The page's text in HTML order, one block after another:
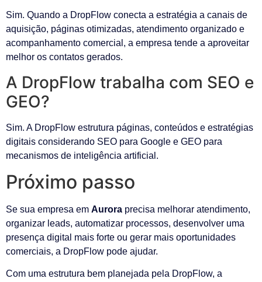
Sim. Quando a DropFlow conecta a estratégia a canais de
aquisição, páginas otimizadas, atendimento organizado e
acompanhamento comercial, a empresa tende a aproveitar
melhor os contatos gerados.
A DropFlow trabalha com SEO e
GEO?
Sim. A DropFlow estrutura páginas, conteúdos e estratégias
digitais considerando SEO para Google e GEO para
mecanismos de inteligência artificial.
Próximo passo
Se sua empresa em Aurora precisa melhorar atendimento,
organizar leads, automatizar processos, desenvolver uma
presença digital mais forte ou gerar mais oportunidades
comerciais, a DropFlow pode ajudar.
Com uma estrutura bem planejada pela DropFlow, a